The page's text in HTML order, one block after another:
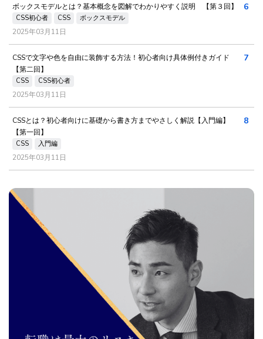
ボックスモデルとは？基本概念を図解でわかりやすく説明 【第３回】
CSS初心者 CSS ボックスモデル
2025年03月11日
6
CSSで文字や色を自由に装飾する方法！初心者向け具体例付きガイド
【第二回】
CSS CSS初心者
2025年03月11日
7
CSSとは？初心者向けに基礎から書き方までやさしく解説【入門編】
【第一回】
CSS 入門編
2025年03月11日
8